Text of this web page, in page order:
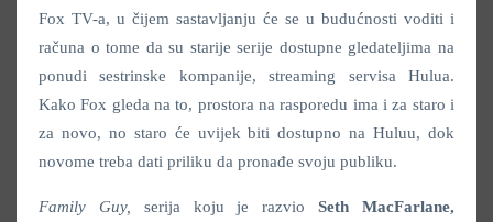
Fox TV-a, u čijem sastavljanju će se u budućnosti voditi i
računa o tome da su starije serije dostupne gledateljima na
ponudi sestrinske kompanije, streaming servisa Hulua.
Kako Fox gleda na to, prostora na rasporedu ima i za staro i
za novo, no staro će uvijek biti dostupno na Huluu, dok
novome treba dati priliku da pronađe svoju publiku.
Family Guy, serija koju je razvioSeth MacFarlane,